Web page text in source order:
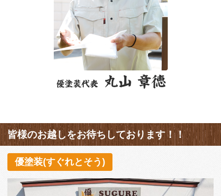
皆様のお越しをお待ちしております！！
優塗装(すぐれとそう)